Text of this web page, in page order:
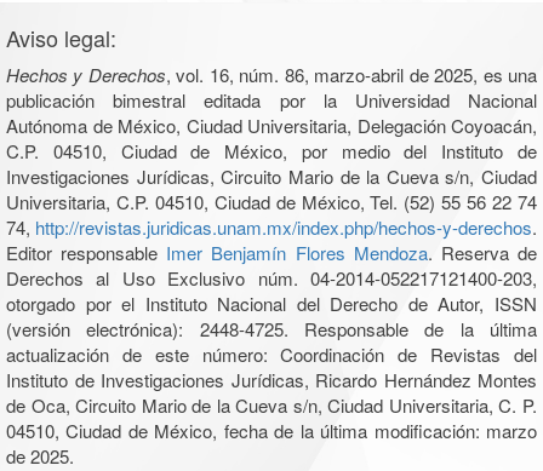
Aviso legal:
Hechos y Derechos, vol. 16, núm. 86, marzo-abril de 2025, es una
publicación bimestral editada por la Universidad Nacional
Autónoma de México, Ciudad Universitaria, Delegación Coyoacán,
C.P. 04510, Ciudad de México, por medio del Instituto de
Investigaciones Jurídicas, Circuito Mario de la Cueva s/n, Ciudad
Universitaria, C.P. 04510, Ciudad de México, Tel. (52) 55 56 22 74
74, http://revistas.juridicas.unam.mx/index.php/hechos-y-derechos.
Editor responsable Imer Benjamín Flores Mendoza. Reserva de
Derechos al Uso Exclusivo núm. 04-2014-052217121400-203,
otorgado por el Instituto Nacional del Derecho de Autor, ISSN
(versión electrónica): 2448-4725. Responsable de la última
actualización de este número: Coordinación de Revistas del
Instituto de Investigaciones Jurídicas, Ricardo Hernández Montes
de Oca, Circuito Mario de la Cueva s/n, Ciudad Universitaria, C. P.
04510, Ciudad de México, fecha de la última modificación: marzo
de 2025.